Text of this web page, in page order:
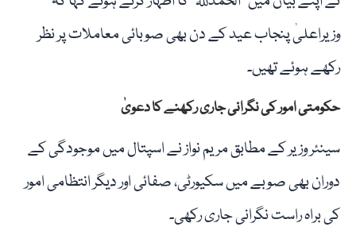
وزیراعلیٰ پنجاب عید کے دن بھی صوبائی معاملات پر نظر
رکھے ہوئے تھیں۔
حکومتی امور کی نگرانی جاری رکھنے کا دعویٰ
سینئر وزیر کے مطابق مریم نواز نے اسپتال میں موجودگی کے
دوران بھی صوبے میں سکیورٹی، صفائی اور دیگر انتظامی امور
کی براہ راست نگرانی جاری رکھی۔